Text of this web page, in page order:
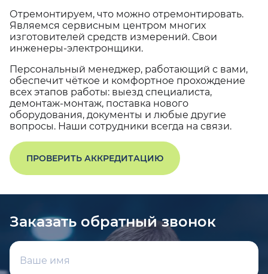
Отремонтируем, что можно отремонтировать.
Являемся сервисным центром многих
изготовителей средств измерений. Свои
инженеры-электронщики.
Персональный менеджер, работающий с вами,
обеспечит чёткое и комфортное прохождение
всех этапов работы: выезд специалиста,
демонтаж-монтаж, поставка нового
оборудования, документы и любые другие
вопросы. Наши сотрудники всегда на связи.
ПРОВЕРИТЬ АККРЕДИТАЦИЮ
Заказать обратный звонок